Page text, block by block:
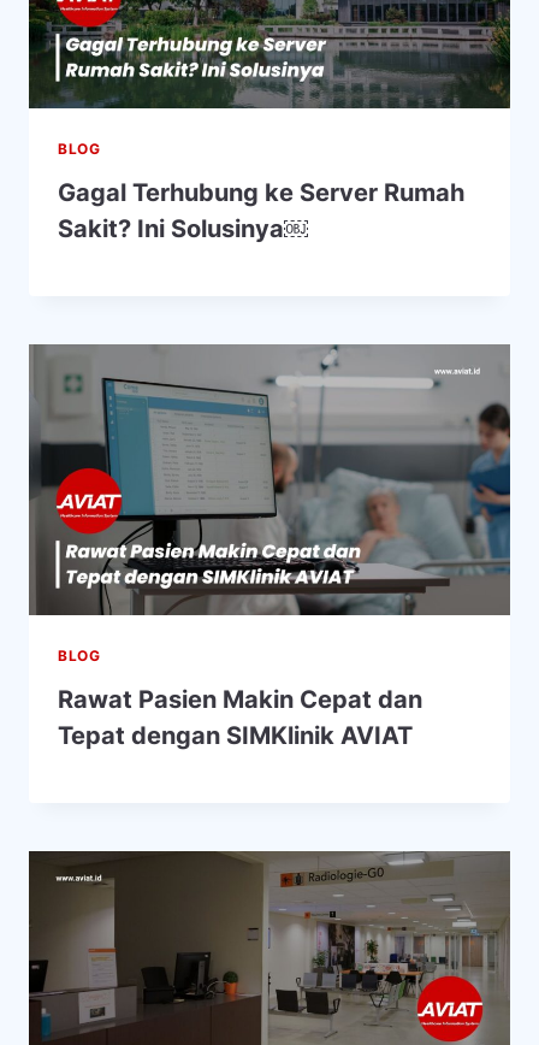
BLOG
Gagal Terhubung ke Server Rumah
Sakit? Ini Solusinya￼
BLOG
Rawat Pasien Makin Cepat dan
Tepat dengan SIMKlinik AVIAT